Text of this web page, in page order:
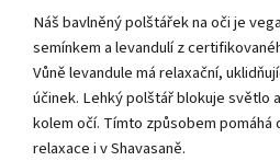
Náš bavlněný polštářek na oči je
semínkem a levandulí z
Vůně levandule má relaxační,
účinek. Lehký polštář blokuje světlo
kolem očí. Tímto způsobem pomáhá
relaxace i v Shavasaně.